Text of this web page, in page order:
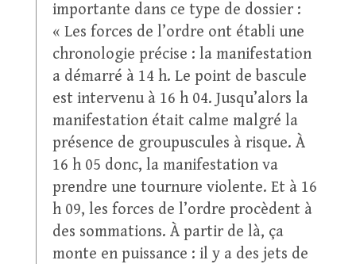
importante dans ce type de dossier :
« Les forces de l’ordre ont établi une
chronologie précise : la manifestation
a démarré à 14 h. Le point de bascule
est intervenu à 16 h 04. Jusqu’alors la
manifestation était calme malgré la
présence de groupuscules à risque. À
16 h 05 donc, la manifestation va
prendre une tournure violente. Et à 16
h 09, les forces de l’ordre procèdent à
des sommations. À partir de là, ça
monte en puissance : il y a des jets de